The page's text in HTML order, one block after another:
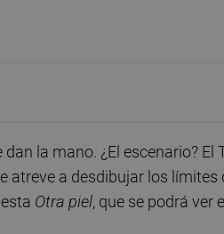
la mano. ¿El escenario?
atreve a desdibujar los
Otra piel, que se podrá ver